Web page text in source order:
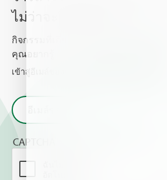
ไม่ว่าจะเป็นข่าวสาร
กิจกรรมที่เกี่ยวกับพืชปลูก และธาตุอาห
คุณอยากรู้.
เข้าสู่อีเมล์ของท่านและรับข่าวสารจากเราไ
CAPTCHA